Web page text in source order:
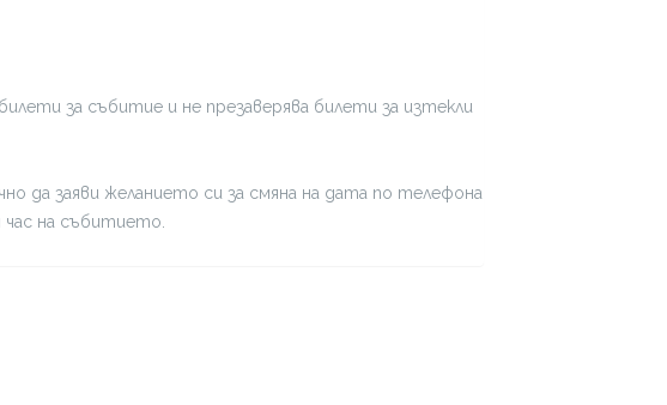
за събитие и не презаверява билети за изтекли
да заяви желанието си за смяна на дата по телефона
час на събитието.